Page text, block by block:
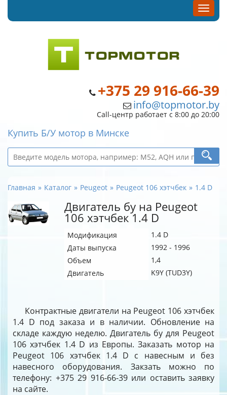
+375 29 916-66-39
info@topmotor.by
Call-центр работает с 8:00 до 20:00
Купить Б/У мотор в Минске
Главная Каталог Peugeot Peugeot 106 хэтчбек 1.4 D
Двигатель бу на Peugeot
106 хэтчбек 1.4 D
Модификация
1.4 D
Даты выпуска
1992 - 1996
Объем
1,4
Двигатель
K9Y (TUD3Y)
Контрактные двигатели на Peugeot 106 хэтчбек
1.4 D под заказа и в наличии. Обновление на
складе каждую неделю. Двигатель бу для Peugeot
106 хэтчбек 1.4 D из Европы. Заказать мотор на
Peugeot 106 хэтчбек 1.4 D с навесным и без
навесного оборудования. Закзать можно по
телефону: +375 29 916-66-39 или оставить заявку
на сайте.